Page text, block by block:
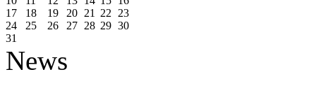
17
18 19 20 21 22 23
24
25 26 27 28 29 30
31
News